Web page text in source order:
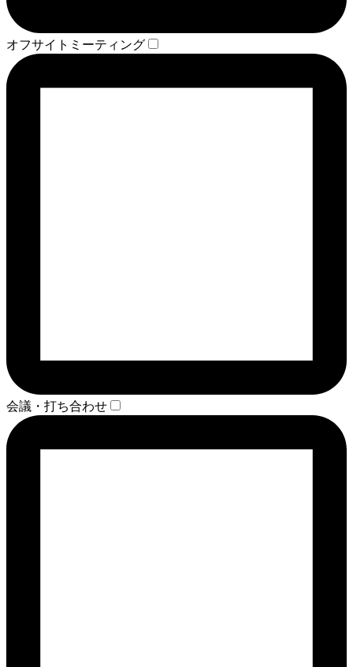
オフサイトミーティング
会議・打ち合わせ